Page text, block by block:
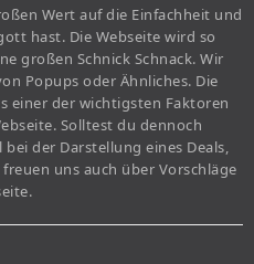
Wert auf die Einfachheit und
hast. Die Webseite wird so
großen Schnick Schnack. Wir
Popups oder Ähnliches. Die
einer der wichtigsten Faktoren
Solltest du dennoch
der Darstellung eines Deals,
uns auch über Vorschläge